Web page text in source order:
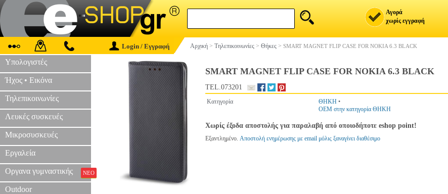
Αγορά
χωρίς εγγραφή
Login / Εγγραφή Αρχική > Τηλεπικοινωνίες > Θήκες > SMART MAGNET FLIP CASE FOR NOKIA 6.3 BLACK
Υπολογιστές
Ήχος • Εικόνα
Τηλεπικοινωνίες
Λευκές συσκευές
Μικροσυσκευές
Εργαλεία
Οργανα γυμναστικής ΝΕΟ
Outdoor
SMART MAGNET FLIP CASE FOR NOKIA 6.3 BLACK
TEL.073201
Κατηγορία ΘΗΚΗ •
OEM στην κατηγορία ΘΗΚΗ
Χωρίς έξοδα αποστολής για παραλαβή από οποιοδήποτε eshop point!
Εξαντλημένο. Αποστολή ενημέρωσης με email μόλις ξαναγίνει διαθέσιμο